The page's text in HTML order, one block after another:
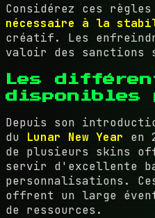
Considérez ces règles
nécessaire à la
créatif. Les
valoir des sanctions
Les
disponibles
Depuis son
du Lunar New Year en
de plusieurs skins
servir d'excellente
personnalisations.
offrent un large
de ressources.